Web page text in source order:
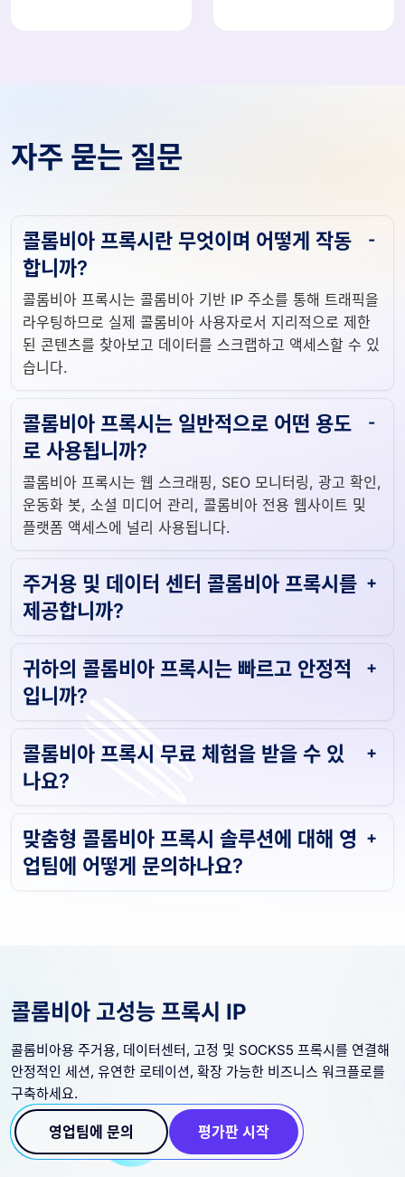
자주 묻는 질문
콜롬비아 프록시란 무엇이며 어떻게 작동
합니까?
콜롬비아 프록시는 콜롬비아 기반 IP 주소를 통해 트래픽을
라우팅하므로 실제 콜롬비아 사용자로서 지리적으로 제한
된 콘텐츠를 찾아보고 데이터를 스크랩하고 액세스할 수 있
습니다.
콜롬비아 프록시는 일반적으로 어떤 용도
로 사용됩니까?
콜롬비아 프록시는 웹 스크래핑, SEO 모니터링, 광고 확인,
운동화 봇, 소셜 미디어 관리, 콜롬비아 전용 웹사이트 및
플랫폼 액세스에 널리 사용됩니다.
주거용 및 데이터 센터 콜롬비아 프록시를
제공합니까?
귀하의 콜롬비아 프록시는 빠르고 안정적
입니까?
콜롬비아 프록시 무료 체험을 받을 수 있
나요?
맞춤형 콜롬비아 프록시 솔루션에 대해 영
업팀에 어떻게 문의하나요?
콜롬비아 고성능 프록시 IP
콜롬비아용 주거용, 데이터센터, 고정 및 SOCKS5 프록시를 연결해
안정적인 세션, 유연한 로테이션, 확장 가능한 비즈니스 워크플로를
구축하세요.
영업팀에 문의 평가판 시작